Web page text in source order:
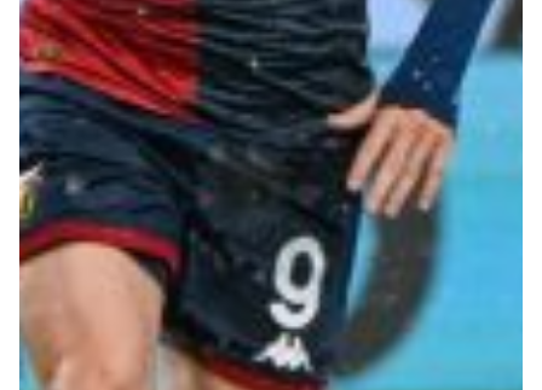
Summer Sale
Mare
Accessori
Party
Outlet
Helan x Genoa